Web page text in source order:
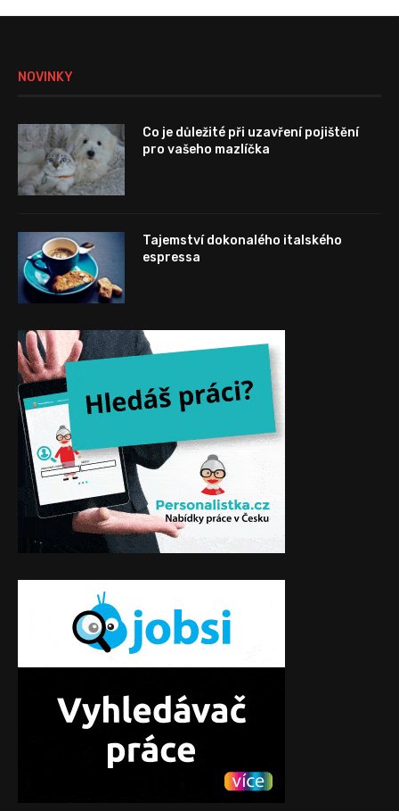
NOVINKY
Co je důležité při uzavření pojištění
pro vašeho mazlíčka
Tajemství dokonalého italského
espressa